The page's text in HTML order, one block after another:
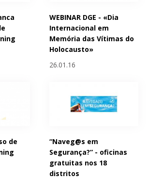
WEBINAR DGE - «Dia
Internacional em
Memória das Vítimas do
Holocausto»
26.01.16
de
“Naveg@s em
Segurança?” - oficinas
gratuitas nos 18
distritos